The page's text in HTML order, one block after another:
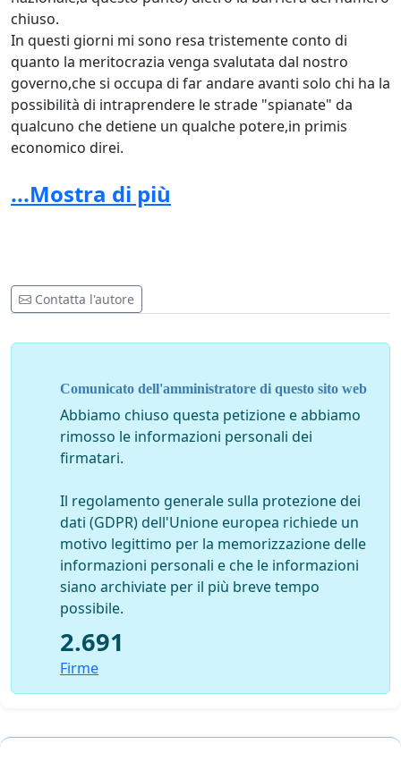
chiuso.
In questi giorni mi sono resa tristemente conto di
quanto la meritocrazia venga svalutata dal nostro
governo,che si occupa di far andare avanti solo chi ha la
possibilità di intraprendere le strade "spianate" da
qualcuno che detiene un qualche potere,in primis
economico direi.
con delle regole già stabilite e poi vedersele cambiare
nel momento stesso in cui la "gara" è in corso è
premio per i più meritevoli!
È comodo assecondare le richieste del popolino di
studenti che,essendo stati mediocri per tutto il loro
"sacro fuoco" del denaro.
È APERTAMENTE INDIRIZZATO
ALL'ABOLIZIONE DEL BONUS MATURITA',un incentivo
che gente come me cerca di guadagnarsi con annessi
È degrado puro sentenziare su quello che è il futuro di
un giovane,costruito con tanta fatica,con tanti desideri.
Con tante speranze che,un sistema precario come
quello da voi istituito,riduce a brandelli.
In questo paese la giustizia è in putrefazione... L'Italia
sta subendo una lenta decomposizione,grazie alla
depravazione morale che voi stessi incoraggiate.
E tutto tace. Ma non taccio io.
Questo è solo l'inizio della mia battaglia.
...Mostra di più
Contatta l'autore
Comunicato dell'amministratore di questo sito web
Abbiamo chiuso questa petizione e abbiamo
rimosso le informazioni personali dei
firmatari.
Il regolamento generale sulla protezione dei
dati (GDPR) dell'Unione europea richiede un
motivo legittimo per la memorizzazione delle
informazioni personali e che le informazioni
siano archiviate per il più breve tempo
possibile.
2.691
Firme